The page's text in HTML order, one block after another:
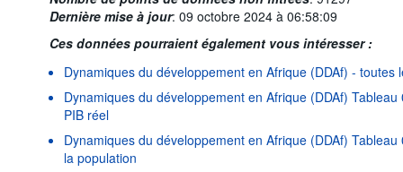
Dernière mise à jour: 09 octobre 2024 à 06:58:09
Ces données pourraient également vous intéresser :
Dynamiques du développement en Afrique (DDAf) - toutes
Dynamiques du développement en Afrique (DDAf)
PIB réel
Dynamiques du développement en Afrique (DDAf)
la population